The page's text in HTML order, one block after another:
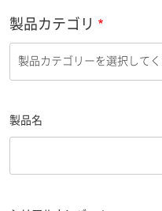
製品カテゴリ
製品名